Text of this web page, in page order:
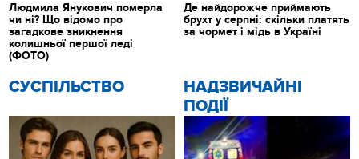
CУСПІЛЬСТВО
НАДЗВИЧАЙНІ
ПОДІЇ
Людмила Янукович померла
чи ні? Що відомо про
загадкове зникнення
колишньої першої леді
(ФОТО)
Де найдорожче приймають
брухт у серпні: скільки платять
за чормет і мідь в Україні